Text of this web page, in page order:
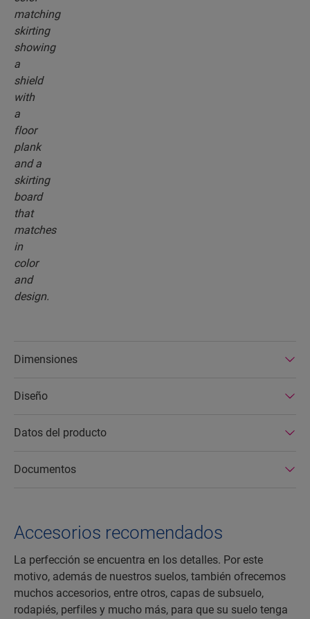
color del suelo que elija.
Dimensiones
Diseño
Datos del producto
Documentos
Accesorios recomendados
La perfección se encuentra en los detalles. Por este
motivo, además de nuestros suelos, también ofrecemos
muchos accesorios, entre otros, capas de subsuelo,
rodapiés, perfiles y mucho más, para que su suelo tenga